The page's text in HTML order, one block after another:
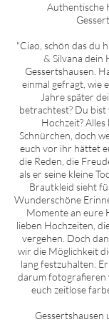
Authentische
"Ciao, schön das du
& Silvana
Gessertshausen.
einmal gefragt, wie
Jahre später
betrachtest? Du
Hochzeit?
Schnürchen, doch
euch vor ihr hättet
die Reden, die
als er seine kleine
Brautkleid sieht
Wunderschöne
Momente an eure
lieben Hochzeiten,
vergehen. Doch
wir die Möglichkeit
lang festzuhalten.
darum fotografieren
euch zeitlose
Gessertshausen